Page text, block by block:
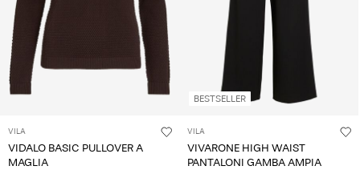
VILA
VIDALO BASIC PULLOVER A
MAGLIA
BESTSELLER
VILA
VIVARONE HIGH WAIST
PANTALONI GAMBA AMPIA